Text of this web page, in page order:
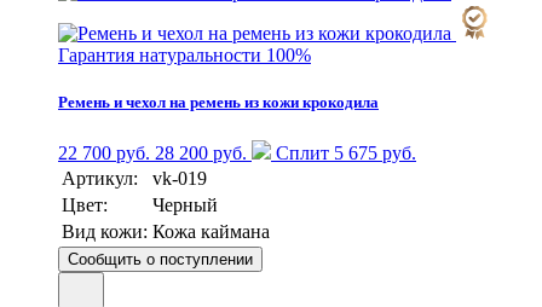
Гарантия натуральности 100%
Ремень и чехол на ремень из кожи крокодила
22 700 руб. 28 200 руб.
Сплит 5 675 руб.
Артикул:
vk-019
Цвет:
Черный
Вид кожи: Кожа каймана
Сообщить о поступлении